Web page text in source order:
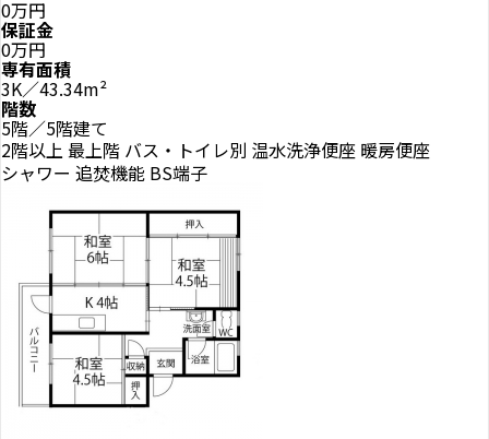
0万円
保証金
0万円
専有面積
3K／43.34m²
階数
5階／5階建て
2階以上 最上階 バス・トイレ別 温水洗浄便座 暖房便座
シャワー 追焚機能 BS端子